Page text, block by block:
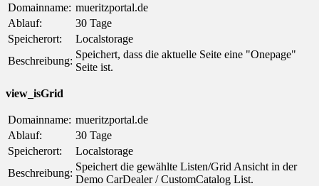
Domainname: mueritzportal.de
Ablauf:
30 Tage
Speicherort:
Localstorage
Beschreibung:
Speichert, dass die aktuelle Seite eine "Onepage"
Seite ist.
view_isGrid
Domainname: mueritzportal.de
Ablauf:
30 Tage
Speicherort:
Localstorage
Beschreibung:
Speichert die gewählte Listen/Grid Ansicht in der
Demo CarDealer / CustomCatalog List.